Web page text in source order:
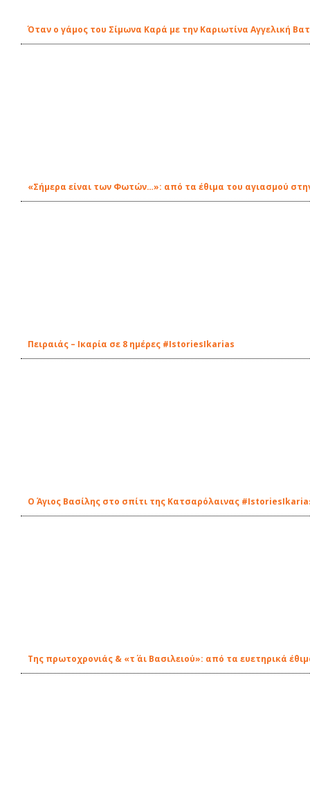
Όταν ο γάμος του Σίμωνα Καρά με την Καριωτίνα Αγγελική
«Σήμερα είναι των Φωτών…»: από τα έθιμα του αγιασμού
Πειραιάς – Ικαρία σε 8 ημέρες #IstoriesIkarias
Ο Άγιος Βασίλης στο σπίτι της Κατσαρόλαινας
Της πρωτοχρονιάς & «τ΄ άι Βασιλειού»: από τα ευετηρικά